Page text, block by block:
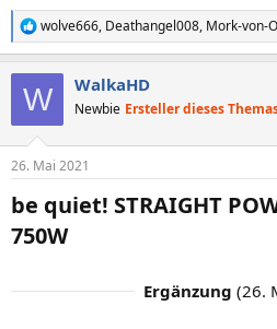
R
e
k
e
:
wolve666, Deathangel008, Mork-von-
W WalkaHD
Newbie Ersteller dieses
26. Mai 2021
be quiet! STRAIGHT
750W​
Ergänzung (26.